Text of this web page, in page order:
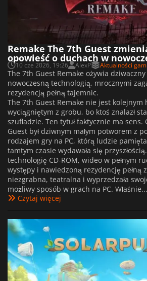
Remake The 7th Guest
opowieść o duchach w
10 cze 2026, 19:26 AlexP Aktualności
The 7th Guest Remake ożywia dziwaczny
nowoczesną technologią, mrocznymi
rezydencją pełną tajemnic.
The 7th Guest Remake nie jest kolejnym
wyciągniętym z grobu, bo ktoś znalazł
szufladzie. Ten tytuł faktycznie ma sens.
Guest był dziwnym małym potworem z
rodzajem gry na PC, którą ludzie
tamtym czasie wydawała się
technologię CD-ROM, wideo w pełnym
występy i nawiedzoną rezydencję pełną
niezgrabna, teatralna i wyprzedzała
możliwy sposób w grach na PC. Właśnie...
Czytaj więcej